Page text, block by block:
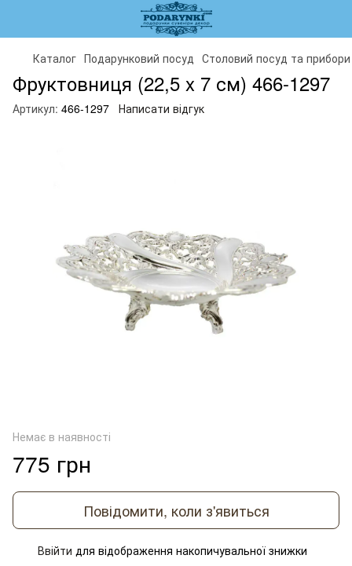
Каталог Подарунковий посуд Столовий посуд та прибори
Фруктовниця (22,5 x 7 см) 466-1297
Артикул: 466-1297 Написати відгук
Немає в наявності
775 грн
Повідомити, коли з'явиться
Ввійти для відображення накопичувальної знижки